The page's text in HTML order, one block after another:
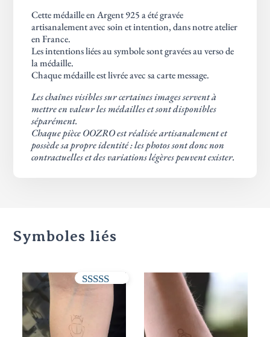
Cette médaille en Argent 925 a été gravée
artisanalement avec soin et intention, dans notre atelier
en France.
Les intentions liées au symbole sont gravées au verso de
la médaille.
Chaque médaille est livrée avec sa carte message.
Les chaînes visibles sur certaines images servent à
mettre en valeur les médailles et sont disponibles
séparément.
Chaque pièce OOZRO est réalisée artisanalement et
possède sa propre identité : les photos sont donc non
contractuelles et des variations légères peuvent exister.
Symboles liés
Note
sur 5